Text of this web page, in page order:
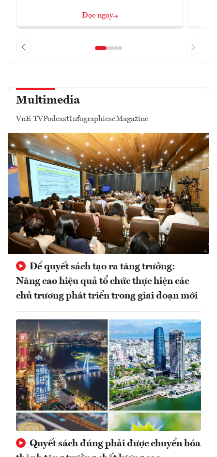
Đọc ngay
Multimedia
VnE TVPodcastInfographicseMagazine
Để quyết sách tạo ra tăng trưởng:
Nâng cao hiệu quả tổ chức thực hiện các
chủ trương phát triển trong giai đoạn mới
Quyết sách đúng phải được chuyển hóa